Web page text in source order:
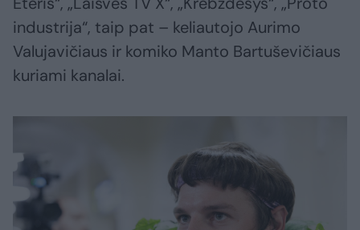
industrija“, taip pat – keliautojo Aurimo
Valujavičiaus ir komiko Manto Bartuševičiaus
kuriami kanalai.